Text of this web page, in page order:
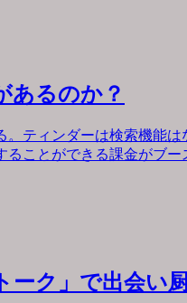
あるのか？
。ティンダーは検索機能
ことができる課金がブ
ーク」で出会い